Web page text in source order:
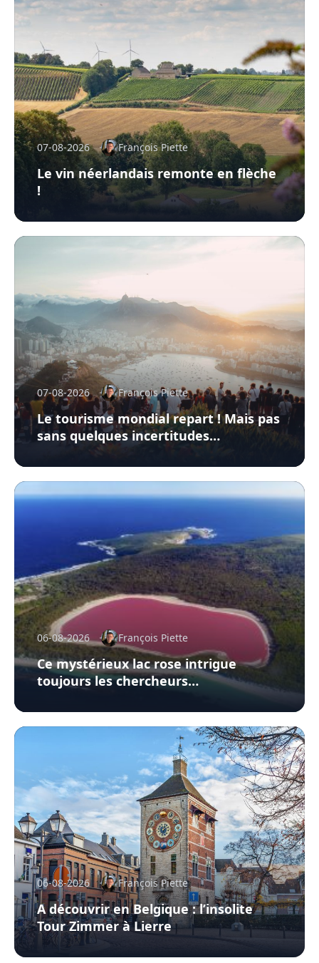
07-08-2026 François Piette
Le vin néerlandais remonte en flèche
!
07-08-2026 François Piette
Le tourisme mondial repart ! Mais pas
sans quelques incertitudes…
06-08-2026 François Piette
Ce mystérieux lac rose intrigue
toujours les chercheurs…
06-08-2026 François Piette
A découvrir en Belgique : l’insolite
Tour Zimmer à Lierre